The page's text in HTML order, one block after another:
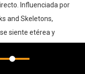
Influenciada por
and Skeletons,
se siente etérea y
la duda, ideal para